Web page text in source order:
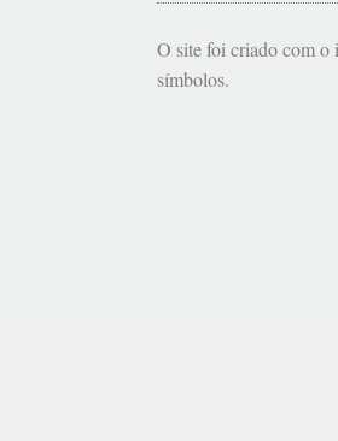
O site foi criado com o
símbolos.